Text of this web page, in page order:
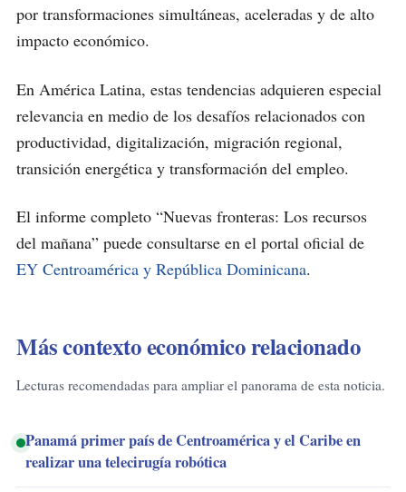
por transformaciones simultáneas, aceleradas y de alto
impacto económico.
En América Latina, estas tendencias adquieren especial
relevancia en medio de los desafíos relacionados con
productividad, digitalización, migración regional,
transición energética y transformación del empleo.
El informe completo “Nuevas fronteras: Los recursos
del mañana” puede consultarse en el portal oficial de
EY Centroamérica y República Dominicana.
Más contexto económico relacionado
Lecturas recomendadas para ampliar el panorama de esta noticia.
Panamá primer país de Centroamérica y el Caribe en
realizar una telecirugía robótica